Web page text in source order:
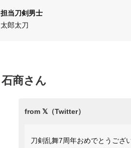
担当刀剣男士
太郎太刀
石商さん
刀剣乱舞7周年おめでとうござ